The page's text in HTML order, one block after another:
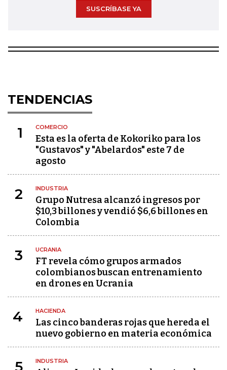
SUSCRÍBASE YA
TENDENCIAS
1 COMERCIO
Esta es la oferta de Kokoriko para los
"Gustavos" y "Abelardos" este 7 de
agosto
2 INDUSTRIA
Grupo Nutresa alcanzó ingresos por
$10,3 billones y vendió $6,6 billones en
Colombia
3 UCRANIA
FT revela cómo grupos armados
colombianos buscan entrenamiento
en drones en Ucrania
4 HACIENDA
Las cinco banderas rojas que hereda el
nuevo gobierno en materia económica
5 INDUSTRIA